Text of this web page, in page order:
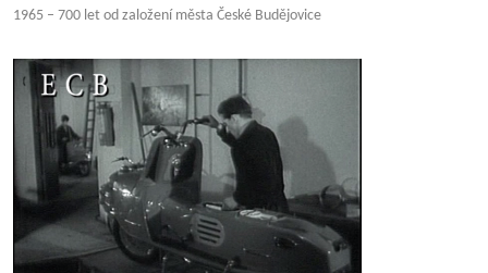
1965 – 700 let od založení města České Budějovice